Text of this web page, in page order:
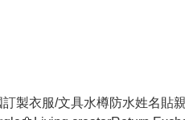
訂製衣服/文具水樽防水姓名貼